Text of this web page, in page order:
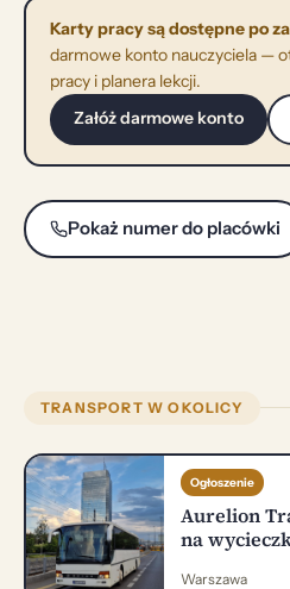
Karty pracy są dostępne po
darmowe konto nauczyciela —
pracy i planera lekcji.
Załóż darmowe konto
Pokaż numer do placówki
TRANSPORT W OKOLICY
Ogłoszenie
Aurelion
na
Warszawa